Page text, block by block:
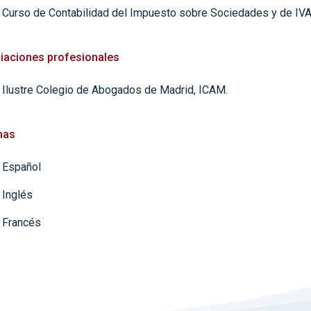
Curso de Contabilidad del Impuesto sobre Sociedades y de
profesionales
Ilustre Colegio de Abogados de Madrid, ICAM.
Español
Inglés
Francés